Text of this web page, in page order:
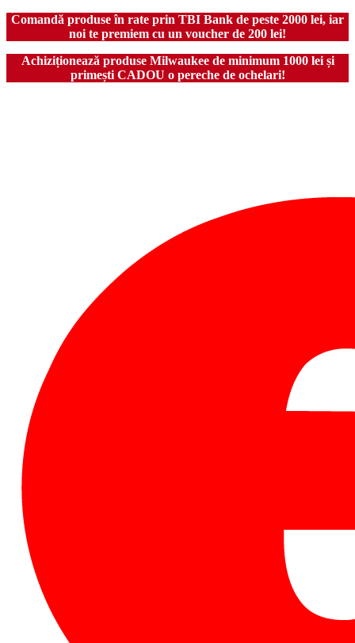
Comandă produse în rate prin TBI Bank de peste 2000 lei, iar
noi te premiem cu un voucher de 200 lei!
Achiziționează produse Milwaukee de minimum 1000 lei și
primești CADOU o pereche de ochelari!